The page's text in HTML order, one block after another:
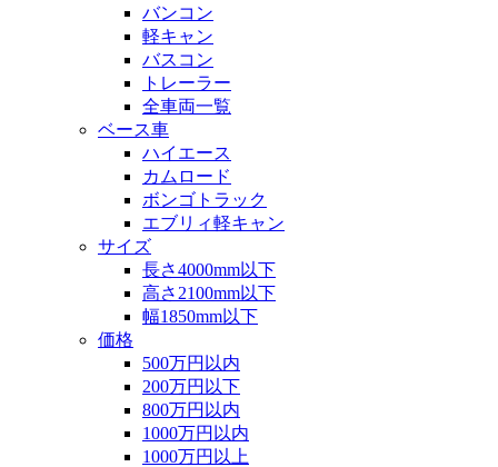
バンコン
軽キャン
バスコン
トレーラー
全車両一覧
ベース車
ハイエース
カムロード
ボンゴトラック
エブリィ軽キャン
サイズ
長さ4000mm以下
高さ2100mm以下
幅1850mm以下
価格
500万円以内
200万円以下
800万円以内
1000万円以内
1000万円以上